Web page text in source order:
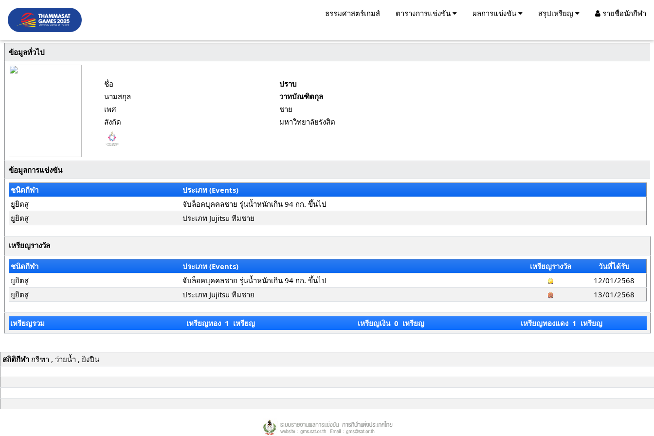
ธรรมศาสตร์เกมส์ ตารางการแข่งขัน ผลการแข่งขัน สรุปเหรียญ รายชื่อนักกีฬา
ข้อมูลทั่วไป
ชื่อ
ปราบ
นามสกุล
วาทบัณฑิตกุล
เพศ
ชาย
สังกัด
มหาวิทยาลัยรังสิต
ข้อมูลการแข่งขัน
ชนิดกีฬา
ประเภท (Events)
ยูยิตสู
จับล็อคบุคคลชาย รุ่นน้ำหนักเกิน 94 กก. ขึ้นไป
ยูยิตสู
ประเภท Jujitsu ทีมชาย
เหรียญรางวัล
ชนิดกีฬา ประเภท (Events) เหรียญรางวัล
วันที่ได้รับ
ยูยิตสู
จับล็อคบุคคลชาย รุ่นน้ำหนักเกิน 94 กก. ขึ้นไป
12/01/2568
ยูยิตสู
ประเภท Jujitsu ทีมชาย 13/01/2568
เหรียญรวม เหรียญทอง 1 เหรียญ เหรียญเงิน 0 เหรียญ เหรียญทองแดง 1 เหรียญ
สถิติกีฬากรีฑา , ว่ายน้ำ , ยิงปืน